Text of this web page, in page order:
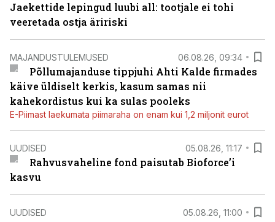
Jaekettide lepingud luubi all: tootjale ei tohi
veeretada ostja äririski
MAJANDUSTULEMUSED 06.08.26, 09:34
Põllumajanduse tippjuhi Ahti Kalde firmades
käive üldiselt kerkis, kasum samas nii
kahekordistus kui ka sulas pooleks
E-Piimast laekumata piimaraha on enam kui 1,2 miljonit eurot
UUDISED 05.08.26, 11:17
Rahvusvaheline fond paisutab Bioforce’i
kasvu
UUDISED 05.08.26, 11:00